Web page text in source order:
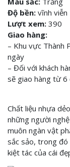
Độ bền: vĩnh viễn
Lượt xem: 390
Giao hàng:
– Khu vực Thành
ngày
– Đối với khách
sẽ giao hàng từ 6
Chất liệu nhựa
những người
muôn ngàn vật
sắc sảo, trong đó
kiệt tác của cái